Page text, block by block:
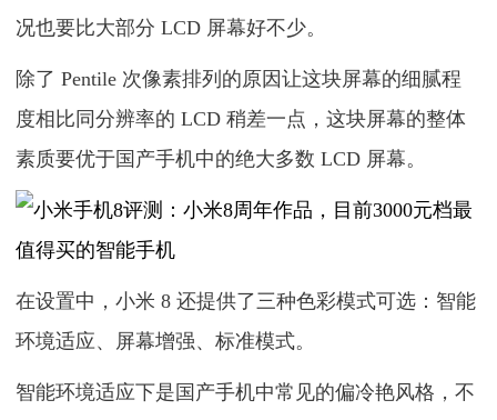
况也要比大部分 LCD 屏幕好不少。
除了 Pentile 次像素排列的原因让这块屏幕的细腻程
度相比同分辨率的 LCD 稍差一点，这块屏幕的整体
素质要优于国产手机中的绝大多数 LCD 屏幕。
在设置中，小米 8 还提供了三种色彩模式可选：智能
环境适应、屏幕增强、标准模式。
智能环境适应下是国产手机中常见的偏冷艳风格，不